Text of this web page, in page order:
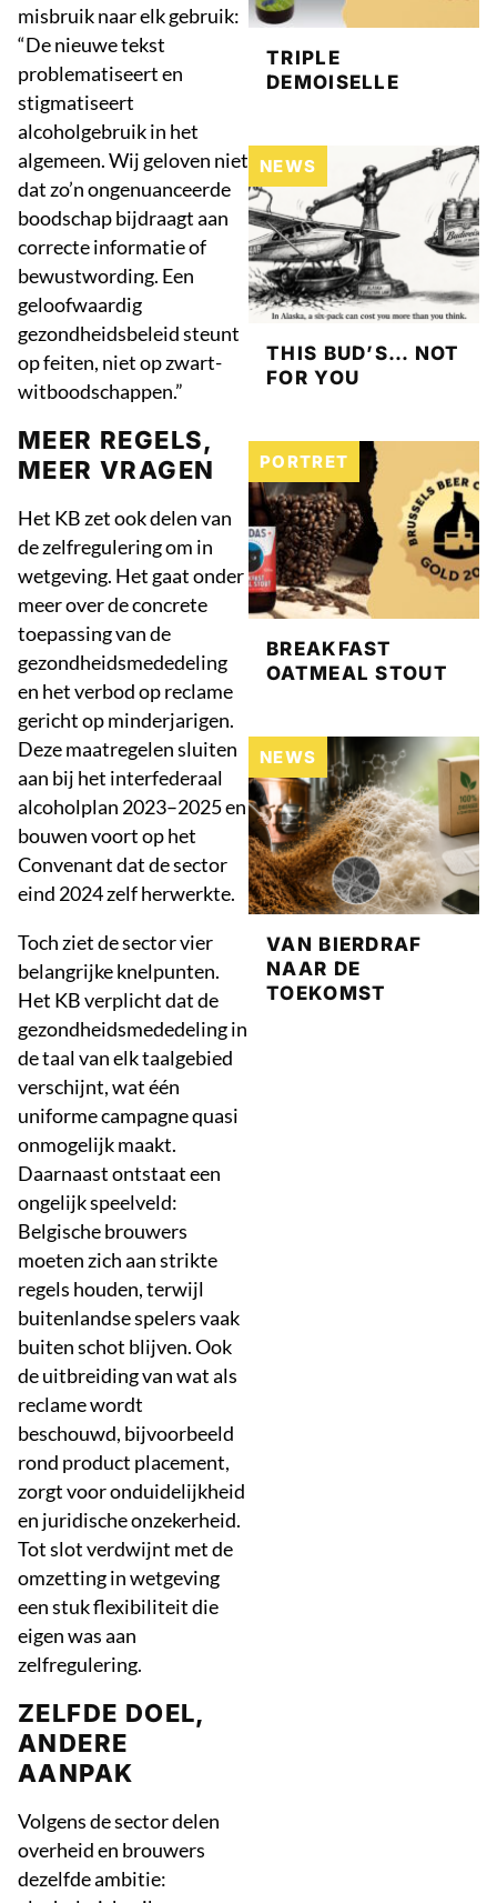
misbruik naar elk gebruik:
“De nieuwe tekst
problematiseert en
stigmatiseert
alcoholgebruik in het
algemeen. Wij geloven niet
dat zo’n ongenuanceerde
boodschap bijdraagt aan
correcte informatie of
bewustwording. Een
geloofwaardig
gezondheidsbeleid steunt
op feiten, niet op zwart-
witboodschappen.”
MEER REGELS,
MEER VRAGEN
Het KB zet ook delen van
de zelfregulering om in
wetgeving. Het gaat onder
meer over de concrete
toepassing van de
gezondheidsmededeling
en het verbod op reclame
gericht op minderjarigen.
Deze maatregelen sluiten
aan bij het interfederaal
alcoholplan 2023–2025 en
bouwen voort op het
Convenant dat de sector
eind 2024 zelf herwerkte.
Toch ziet de sector vier
belangrijke knelpunten.
Het KB verplicht dat de
gezondheidsmededeling in
de taal van elk taalgebied
verschijnt, wat één
uniforme campagne quasi
onmogelijk maakt.
Daarnaast ontstaat een
ongelijk speelveld:
Belgische brouwers
moeten zich aan strikte
regels houden, terwijl
buitenlandse spelers vaak
buiten schot blijven. Ook
de uitbreiding van wat als
reclame wordt
beschouwd, bijvoorbeeld
rond product placement,
zorgt voor onduidelijkheid
en juridische onzekerheid.
Tot slot verdwijnt met de
omzetting in wetgeving
een stuk flexibiliteit die
eigen was aan
zelfregulering.
ZELFDE DOEL,
ANDERE
AANPAK
Volgens de sector delen
overheid en brouwers
dezelfde ambitie:
TRIPLE
DEMOISELLE
NEWS
THIS BUD’S… NOT
FOR YOU
PORTRET
BREAKFAST
OATMEAL STOUT
NEWS
VAN BIERDRAF
NAAR DE
TOEKOMST